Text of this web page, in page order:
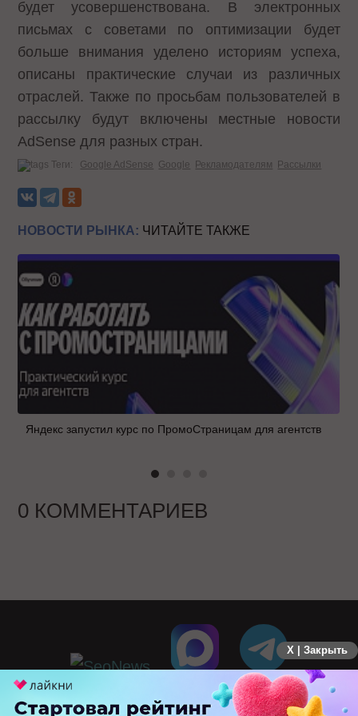
будет усовершенствована. В электронных
письмах с советами по оптимизации будет
больше внимания уделено историям успеха,
описаны практические случаи из различных
отраслей. Также по просьбам пользователей в
рассылку будут включены местные новости
AdSense для разных стран.
Теги: Google AdSense Google Рекламодателям Рассылки
НОВОСТИ РЫНКА: ЧИТАЙТЕ ТАКЖЕ
Яндекс запустил курс по ПромоСтраницам для агентств
0 КОММЕНТАРИЕВ
X | Закрыть
ПЕРЕЙТИ НА ПОЛНУЮ ВЕРСИЮ